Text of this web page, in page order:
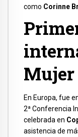
como Corinne
Mujer
En Europa, fue
2ª Conferencia
celebrada en
asistencia de